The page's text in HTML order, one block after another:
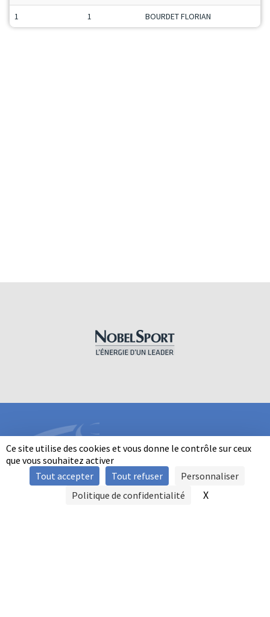
Ce site utilise des cookies et vous donne le contrôle sur ceux
que vous souhaitez activer
Tout accepter
Tout refuser
Personnaliser
Politique de confidentialité
X
1 1 BOURDET FLORIAN
INFORMATIONS
SIGNALER UNE VIOLENCE